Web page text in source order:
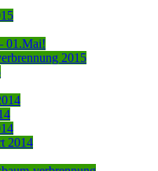
01.Mai!
2015
2014